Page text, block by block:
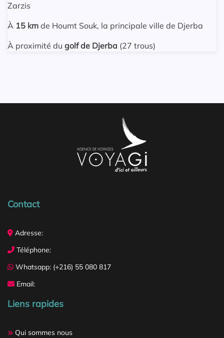
Zarzis
À 15 km de Houmt Souk, la principale ville de Djerba
À proximité du golf de Djerba (27 trous)
Contact
Adresse:
Téléphone:
Whatsapp: (+216) 55 080 817
Email:
Liens rapides
Qui sommes nous